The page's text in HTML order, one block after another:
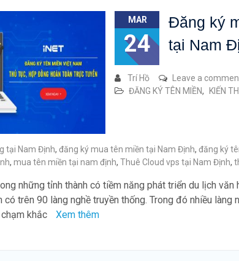
MAR
24
Đăng ký
tại Nam
Trí Hồ
Leave a
ĐĂNG KÝ TÊN MIỀN, KIẾN
tại Nam Định, đăng ký mua tên miền tại Nam Định, đăng ký
, mua tên miền tại nam định, Thuê Cloud vps tại Nam Định,
những tỉnh thành có tiềm năng phát triển du lịch văn
trên 90 làng nghề truyền thống. Trong đó nhiều làng
khắc
Xem thêm